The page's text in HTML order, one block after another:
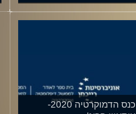
כנס הדמוקרטיה 2020-